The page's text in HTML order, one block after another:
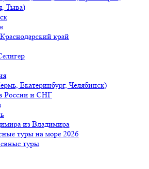
Тыва)
край
Екатеринбург, Челябинск)
России и СНГ
из Владимира
туры на море 2026
туры